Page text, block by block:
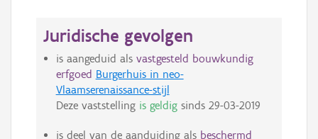
Juridische gevolgen
is aangeduid als vastgesteld bouwkundig
erfgoed Burgerhuis in neo-
Vlaamserenaissance-stijl
Deze vaststelling is geldigsinds 29-03-2019
is deel van de aanduiding als beschermd